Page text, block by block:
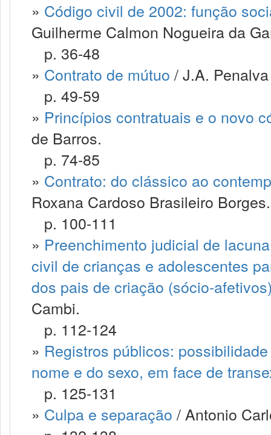
» Código civil de 2002: função
Guilherme Calmon Nogueira da
p. 36-48
» Contrato de mútuo / J.A.
p. 49-59
» Princípios contratuais e o novo
de Barros.
p. 74-85
» Contrato: do clássico ao
Roxana Cardoso Brasileiro Borges.
p. 100-111
» Preenchimento judicial de
civil de crianças e adolescentes
dos pais de criação (sócio-
Cambi.
p. 112-124
» Registros públicos:
nome e do sexo, em face de
p. 125-131
» Culpa e separação / Antonio